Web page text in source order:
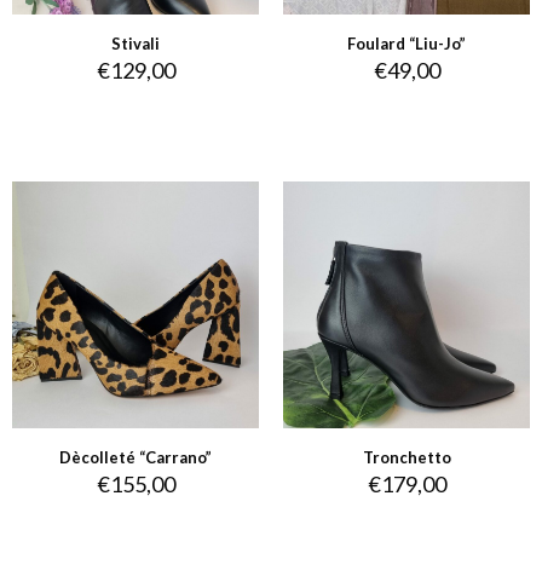
Stivali
€129,00
Foulard “Liu-Jo”
€49,00
Dècolleté “Carrano”
€155,00
Tronchetto
€179,00